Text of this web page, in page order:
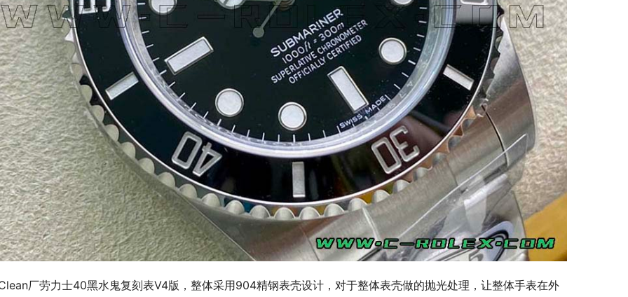
厂劳力士40黑水鬼复刻表V4版，整体采用904精钢表壳设计，对于整体表壳做的抛光处理，让整体手表在外